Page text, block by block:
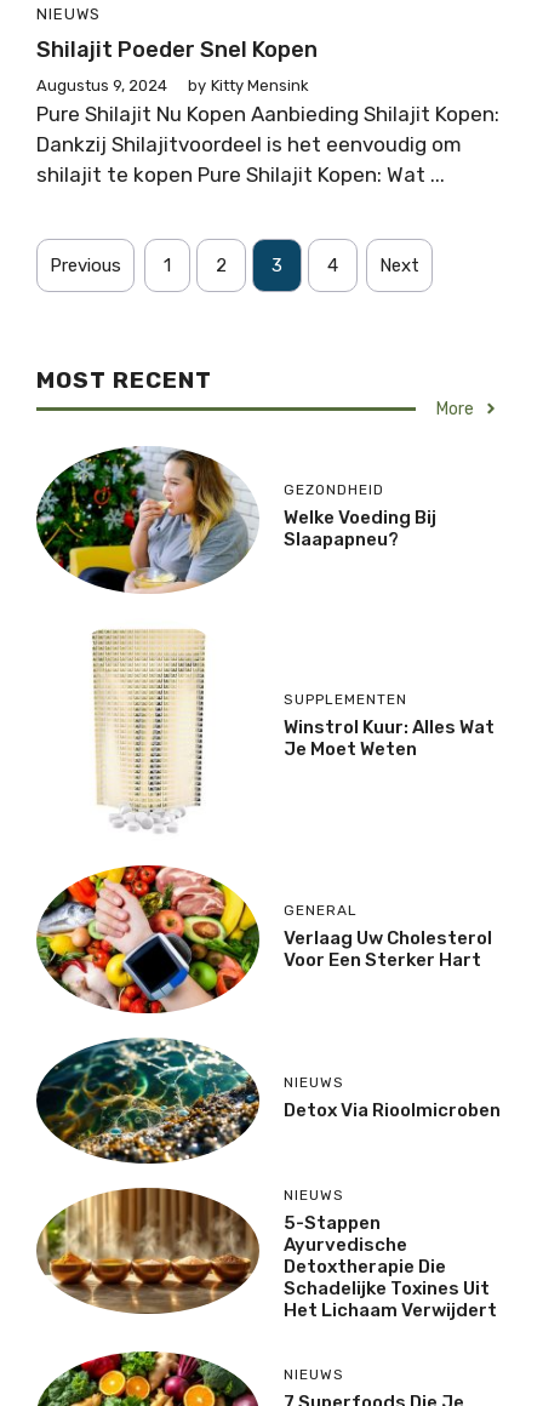
NIEUWS
Shilajit Poeder Snel Kopen
Augustus 9, 2024 by Kitty Mensink
Pure Shilajit Nu Kopen Aanbieding Shilajit Kopen:
Dankzij Shilajitvoordeel is het eenvoudig om
shilajit te kopen Pure Shilajit Kopen: Wat ...
Previous 1 2 3 4 Next
MOST RECENT
More
GEZONDHEID
Welke Voeding Bij
Slaapapneu?
SUPPLEMENTEN
Winstrol Kuur: Alles Wat
Je Moet Weten
GENERAL
Verlaag Uw Cholesterol
Voor Een Sterker Hart
NIEUWS
Detox Via Rioolmicroben
NIEUWS
5-Stappen
Ayurvedische
Detoxtherapie Die
Schadelijke Toxines Uit
Het Lichaam Verwijdert
NIEUWS